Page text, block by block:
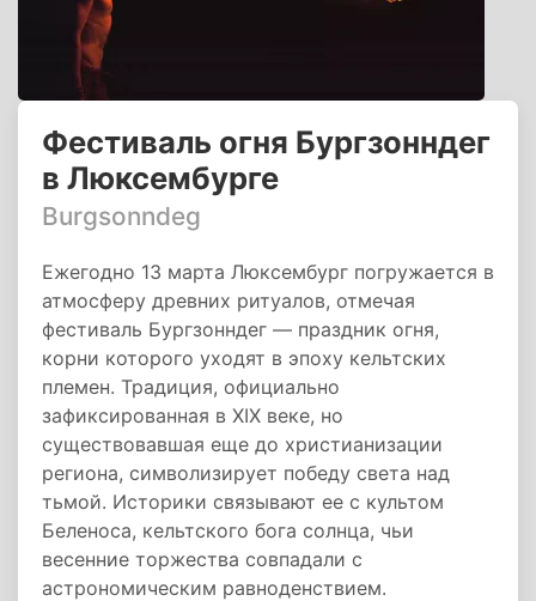
Фестиваль огня Бургзонндег
в Люксембурге
Burgsonndeg
Ежегодно 13 марта Люксембург погружается в
атмосферу древних ритуалов, отмечая
фестиваль Бургзонндег — праздник огня,
корни которого уходят в эпоху кельтских
племен. Традиция, официально
зафиксированная в XIX веке, но
существовавшая еще до христианизации
региона, символизирует победу света над
тьмой. Историки связывают ее с культом
Беленоса, кельтского бога солнца, чьи
весенние торжества совпадали с
астрономическим равноденствием.